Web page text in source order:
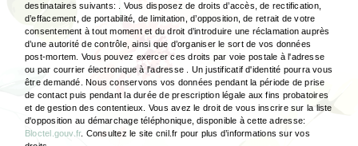
destinataires suivants: . Vous disposez de droits d’accès, de rectification,
d’effacement, de portabilité, de limitation, d’opposition, de retrait de votre
consentement à tout moment et du droit d’introduire une réclamation auprès
d’une autorité de contrôle, ainsi que d’organiser le sort de vos données
post-mortem. Vous pouvez exercer ces droits par voie postale à l'adresse
ou par courrier électronique à l'adresse . Un justificatif d'identité pourra vous
être demandé. Nous conservons vos données pendant la période de prise
de contact puis pendant la durée de prescription légale aux fins probatoires
et de gestion des contentieux. Vous avez le droit de vous inscrire sur la liste
d'opposition au démarchage téléphonique, disponible à cette adresse:
Bloctel.gouv.fr. Consultez le site cnil.fr pour plus d’informations sur vos